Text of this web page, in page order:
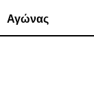
Αγώνας